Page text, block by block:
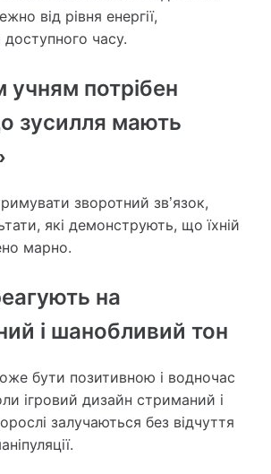
від рівня енергії,
доступного часу.
потрібен
зусилля мають
зворотний зв’язок,
які демонструють, що їхній
марно.
на
і шанобливий тон
бути позитивною і водночас
ігровий дизайн стриманий і
залучаються без відчуття